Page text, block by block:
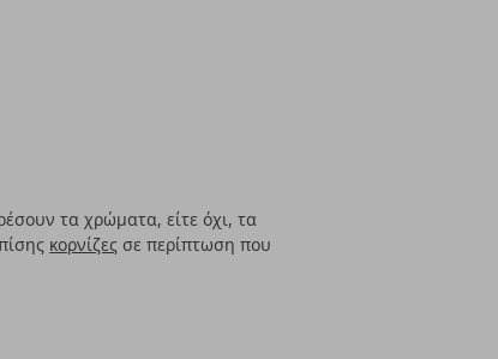
τα χρώματα, είτε όχι, τα
κορνίζες σε περίπτωση που